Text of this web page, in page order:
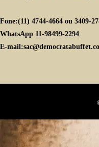
Fone:(11) 4744-4664 ou 3409-
WhatsApp 11-98499-2294
E-